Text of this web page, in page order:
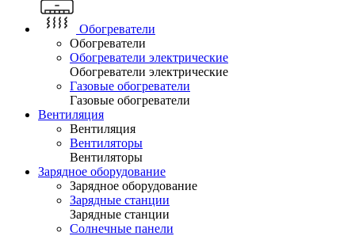
Обогреватели
Обогреватели
Обогреватели электрические
Обогреватели электрические
Газовые обогреватели
Газовые обогреватели
Вентиляция
Вентиляция
Вентиляторы
Вентиляторы
Зарядное оборудование
Зарядное оборудование
Зарядные станции
Зарядные станции
Солнечные панели